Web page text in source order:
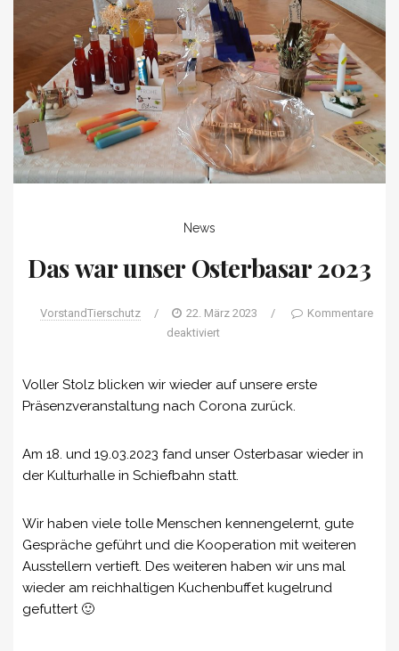
News
Das war unser Osterbasar 2023
VorstandTierschutz / 22. März 2023 /
Kommentare
deaktiviert
Voller Stolz blicken wir wieder auf unsere erste
Präsenzveranstaltung nach Corona zurück.
Am 18. und 19.03.2023 fand unser Osterbasar wieder in
der Kulturhalle in Schiefbahn statt.
Wir haben viele tolle Menschen kennengelernt, gute
Gespräche geführt und die Kooperation mit weiteren
Ausstellern vertieft. Des weiteren haben wir uns mal
wieder am reichhaltigen Kuchenbuffet kugelrund
gefuttert 🙂